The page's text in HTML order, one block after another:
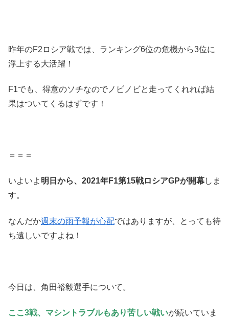
昨年のF2ロシア戦では、ランキング6位の危機から3位に
浮上する大活躍！
F1でも、得意のソチなのでノビノビと走ってくれれば結
果はついてくるはずです！
＝＝＝
いよいよ 明日から、2021年F1第15戦ロシアGPが開幕しま
す。
なんだか週末の雨予報が心配ではありますが、とっても待
ち遠しいですよね！
今日は、角田裕毅選手について。
ここ3戦、マシントラブルもあり苦しい戦いが続いていま